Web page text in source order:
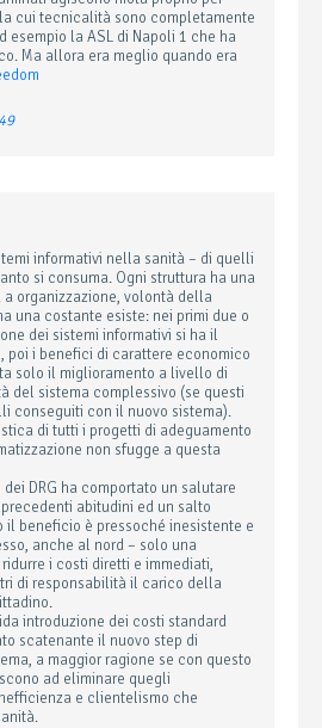
cui tecnicalità sono completamente
esempio la ASL di Napoli 1 che ha
Ma allora era meglio quando era
informativi nella sanità – di quelli
si consuma. Ogni struttura ha una
organizzazione, volontà della
una costante esiste: nei primi due o
dei sistemi informativi si ha il
poi i benefici di carattere economico
solo il miglioramento a livello di
del sistema complessivo (se questi
conseguiti con il nuovo sistema).
di tutti i progetti di adeguamento
non sfugge a questa
DRG ha comportato un salutare
abitudini ed un salto
il beneficio è pressoché inesistente e
anche al nord – solo una
i costi diretti e immediati,
di responsabilità il carico della
introduzione dei costi standard
scatenante il nuovo step di
a maggior ragione se con questo
ad eliminare quegli
e clientelismo che